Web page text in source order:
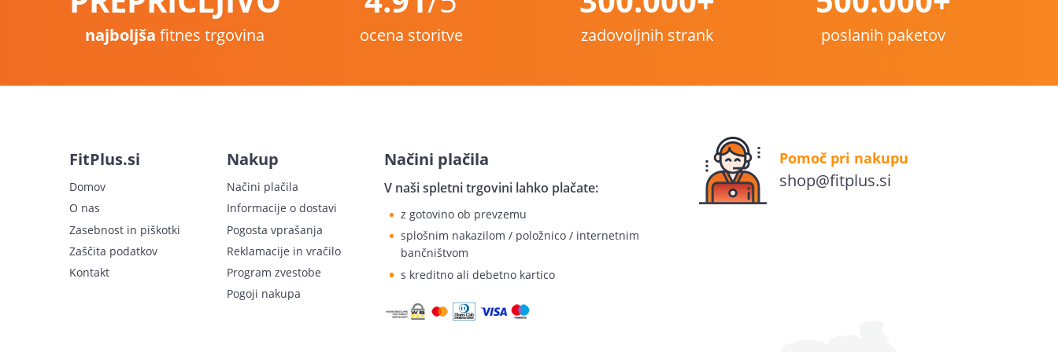
najboljša fitnes trgovina ocena storitve zadovoljnih strank poslanih paketov
FitPlus.si
Domov
O nas
Zasebnost in piškotki
Zaščita podatkov
Kontakt
Nakup
Načini plačila
Informacije o dostavi
Pogosta vprašanja
Reklamacije in vračilo
Program zvestobe
Pogoji nakupa
Načini plačila
V naši spletni trgovini lahko plačate:
z gotovino ob prevzemu
splošnim nakazilom / položnico / internetnim
bančništvom
s kreditno ali debetno kartico
Pomoč pri nakupu
shop@fitplus.si